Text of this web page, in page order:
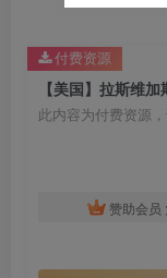
此内容为付费资源
赞助会员
付费资源